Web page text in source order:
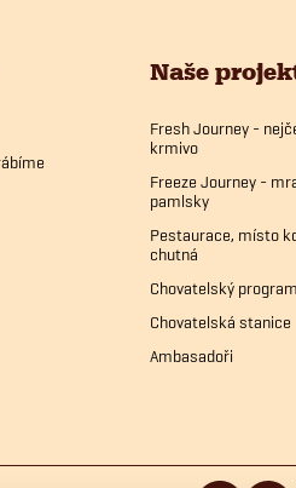
Naše
Fresh Journey -
krmivo
Freeze Journey -
pamlsky
Pestaurace, místo
chutná
Chovatelský
Chovatelská stanice
Ambasadoři